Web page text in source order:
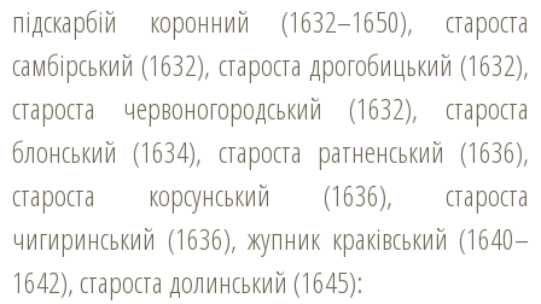
підскарбій коронний (1632–1650), староста
самбірський (1632), староста дрогобицький (1632),
староста червоногородський (1632), староста
блонський (1634), староста ратненський (1636),
староста корсунський (1636), староста
чигиринський (1636), жупник краківський (1640–
1642), староста долинський (1645):